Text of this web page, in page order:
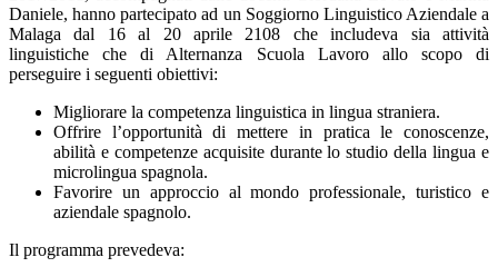
Daniele, hanno partecipato ad un Soggiorno Linguistico Aziendale a
Malaga dal 16 al 20 aprile 2108 che includeva sia attività
linguistiche che di Alternanza Scuola Lavoro allo scopo di
perseguire i seguenti obiettivi:
Migliorare la competenza linguistica in lingua straniera.
Offrire l’opportunità di mettere in pratica le conoscenze,
abilità e competenze acquisite durante lo studio della lingua e
microlingua spagnola.
Favorire un approccio al mondo professionale, turistico e
aziendale spagnolo.
Il programma prevedeva: